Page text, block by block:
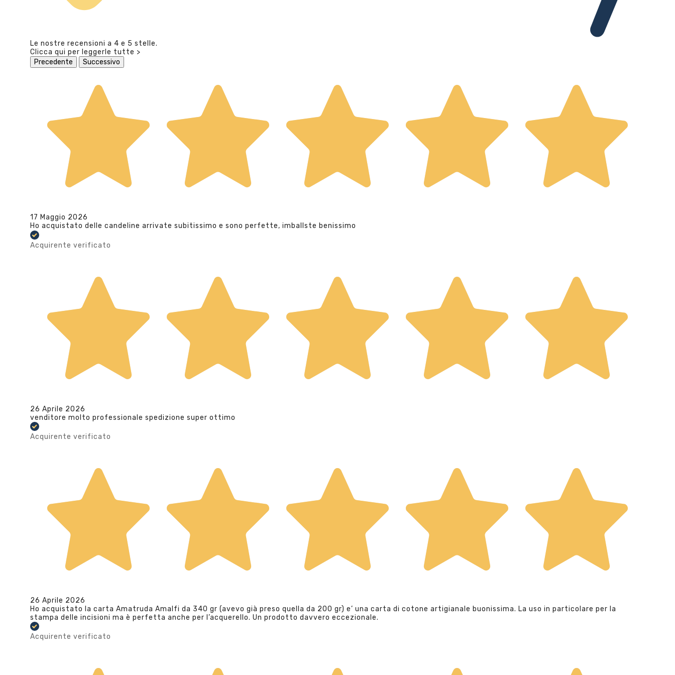
Le nostre recensioni a 4 e 5 stelle.
Clicca qui per leggerle tutte >
Precedente
Successivo
17 Maggio 2026
Ho acquistato delle candeline arrivate subitissimo e sono perfette, imballste benissimo
Acquirente verificato
26 Aprile 2026
venditore molto professionale spedizione super ottimo
Acquirente verificato
26 Aprile 2026
Ho acquistato la carta Amatruda Amalfi da 340 gr (avevo già preso quella da 200 gr) e’ una carta di cotone artigianale buonissima. La uso in particolare per la
stampa delle incisioni ma è perfetta anche per l’acquerello. Un prodotto davvero eccezionale.
Acquirente verificato